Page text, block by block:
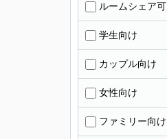
ルームシェア可
学生向け
カップル向け
女性向け
ファミリー向け